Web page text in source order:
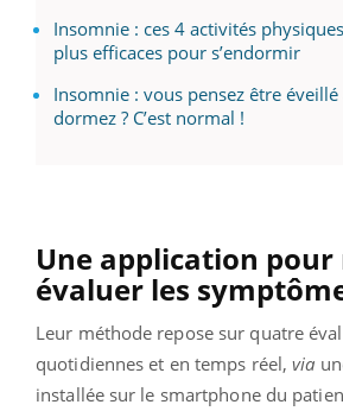
Insomnie : ces 4 activités
plus efficaces pour s’endormir
Insomnie : vous pensez être
dormez ? C’est normal !
Une application
évaluer les
Leur méthode repose sur quatre
quotidiennes et en temps réel,via
installée sur le smartphone du